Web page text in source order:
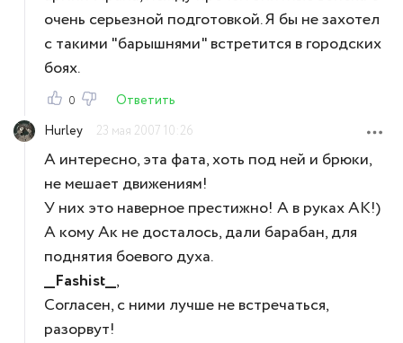
очень серьезной подготовкой. Я бы не захотел
с такими "барышнями" встретится в городских
боях.
0
Ответить
Hurley
23 мая 2007 10:26
А интересно, эта фата, хоть под ней и брюки,
не мешает движениям!
У них это наверное престижно! А в руках АК!)
А кому Ак не досталось, дали барабан, для
поднятия боевого духа.
__Fashist__,
Согласен, с ними лучше не встречаться,
разорвут!